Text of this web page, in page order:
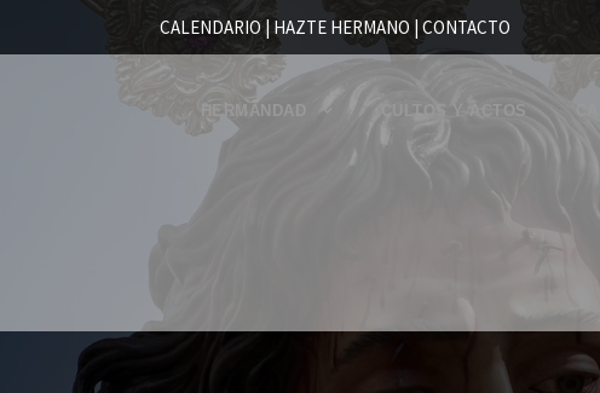
CALENDARIO | HAZTE HERMANO | CONTACTO
HERMANDAD CULTOS Y ACTOS